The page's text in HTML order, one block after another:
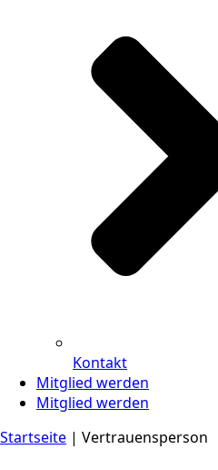
Kontakt
Mitglied werden
Mitglied werden
Startseite | Vertrauensperson